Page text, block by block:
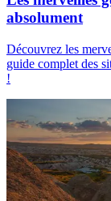
absolument
Découvrez les
guide complet des
!